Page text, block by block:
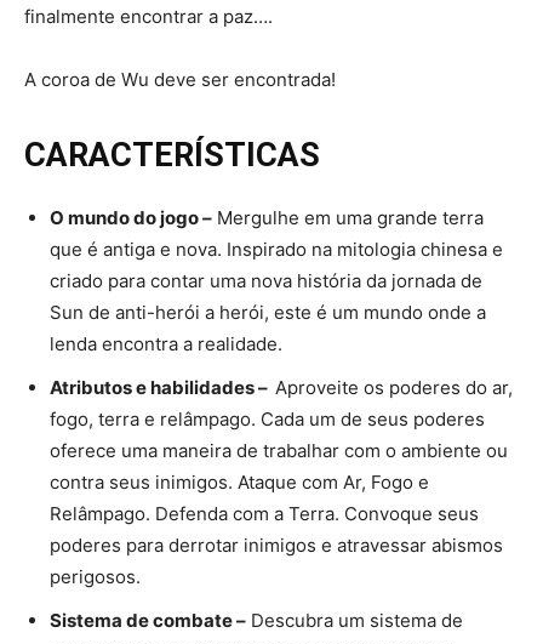
finalmente encontrar a paz….
A coroa de Wu deve ser encontrada!
CARACTERÍSTICAS
O mundo do jogo – Mergulhe em uma grande terra
que é antiga e nova. Inspirado na mitologia chinesa e
criado para contar uma nova história da jornada de
Sun de anti-herói a herói, este é um mundo onde a
lenda encontra a realidade.
Atributos e habilidades – Aproveite os poderes do ar,
fogo, terra e relâmpago. Cada um de seus poderes
oferece uma maneira de trabalhar com o ambiente ou
contra seus inimigos. Ataque com Ar, Fogo e
Relâmpago. Defenda com a Terra. Convoque seus
poderes para derrotar inimigos e atravessar abismos
perigosos.
Sistema de combate – Descubra um sistema de